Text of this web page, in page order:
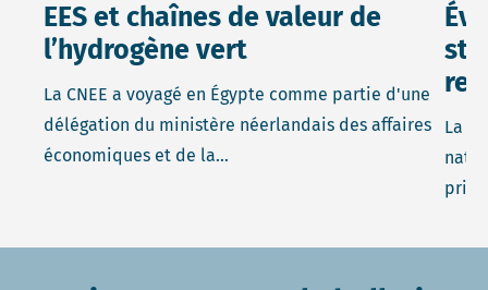
EES et chaînes de valeur de
l’hydrogène vert
La CNEE a voyagé en Égypte comme partie d'une
délégation du ministère néerlandais des affaires
économiques et de la...
La